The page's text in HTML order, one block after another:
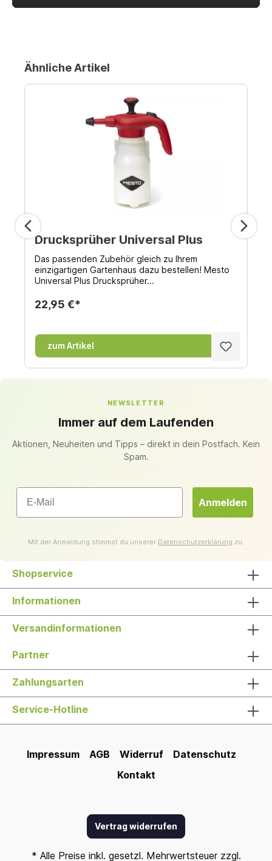
Ähnliche Artikel
Drucksprüher Universal Plus
Das passenden Zubehör gleich zu Ihrem
einzigartigen Gartenhaus dazu bestellen! Mesto
Universal Plus Drucksprüher...
22,95 €*
zum Artikel
NEWSLETTER
Immer auf dem Laufenden
Aktionen, Neuheiten und Tipps – direkt in dein Postfach. Kein
Spam.
Email
Anmelden
Mit der Anmeldung stimmst du unserer Datenschutzerklärung zu.
Shopservice
Informationen
Versandinformationen
Partner
Zahlungsarten
Service-Hotline
Impressum AGB Widerruf
Datenschutz
Kontakt
Vertrag widerrufen
* Alle Preise inkl. gesetzl. Mehrwertsteuer zzgl.